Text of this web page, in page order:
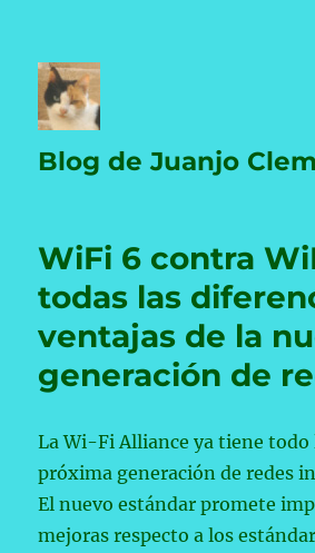
Blog de Juanjo
WiFi 6 contra
todas las
ventajas de la
generación de
La Wi-Fi Alliance ya tiene todo
próxima generación de redes
El nuevo estándar promete
mejoras respecto a los